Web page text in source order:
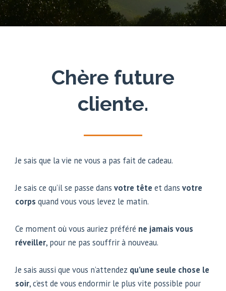
Chère future
cliente.
Je sais que la vie ne vous a pas fait de cadeau.
Je sais ce qu’il se passe dans votre tête et dans votre
corps quand vous vous levez le matin.
Ce moment où vous auriez préféré ne jamais vous
réveiller, pour ne pas souffrir à nouveau.
Je sais aussi que vous n’attendez qu’une seule chose le
soir, c’est de vous endormir le plus vite possible pour